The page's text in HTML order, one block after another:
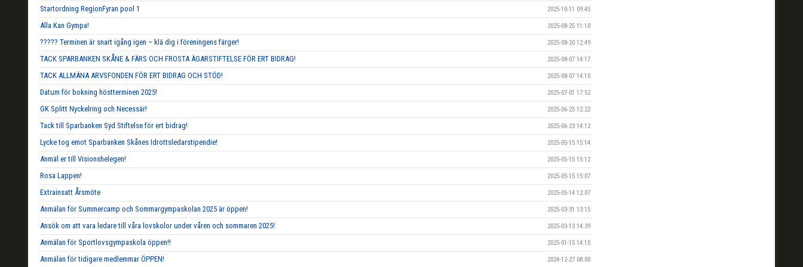
Startordning RegionFyran pool 1 2025-10-11 09:45
Alla Kan Gympa! 2025-08-25 11:10
????? Terminen är snart igång igen – klä dig i föreningens färger! 2025-08-20 12:49
TACK SPARBANKEN SKÅNE & FÄRS OCH FROSTA ÄGARSTIFTELSE FÖR ERT BIDRAG! 2025-08-07 14:17
TACK ALLMÄNA ARVSFONDEN FÖR ERT BIDRAG OCH STÖD! 2025-08-07 14:10
Datum för bokning höstterminen 2025! 2025-07-01 17:52
GK Splitt Nyckelring och Necessär! 2025-06-25 12:22
Tack till Sparbanken Syd Stiftelse för ert bidrag! 2025-06-23 14:12
Lycke tog emot Sparbanken Skånes Idrottsledarstipendie! 2025-05-15 15:14
Anmäl er till Visionshelegen! 2025-05-15 15:12
Rosa Lappen! 2025-05-15 15:07
Extrainsatt Årsmöte 2025-05-14 12:07
Anmälan för Summercamp och Sommargympaskolan 2025 är öppen! 2025-03-31 13:15
Ansök om att vara ledare till våra lovskolor under våren och sommaren 2025! 2025-03-13 14:39
Anmälan för Sportlovsgympaskola öppen!! 2025-01-15 14:10
Anmälan för tidigare medlemmar ÖPPEN! 2024-12-27 08:00